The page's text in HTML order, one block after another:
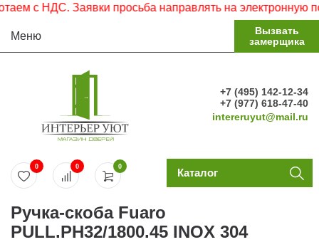
с НДС. Заявки просьба направлять на электронную
Меню
Вызвать
замерщика
+7 (495) 142-12-34
+7 (977) 618-47-40
intereruyut@mail.ru
0
0 0 Каталог
Ручка-скоба Fuaro
PULL.PH32/1800.45 INOX 304